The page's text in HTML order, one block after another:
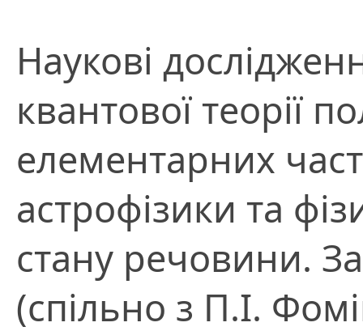
Наукові
квантової теорії
елементарних
астрофізики та
стану речовини.
(спільно з П.І.